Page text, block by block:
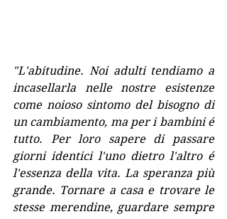
"L'abitudine. Noi adulti tendiamo a
incasellarla nelle nostre esistenze
come noioso sintomo del bisogno di
un cambiamento, ma per i bambini é
tutto. Per loro sapere di passare
giorni identici l'uno dietro l'altro é
l'essenza della vita. La speranza più
grande. Tornare a casa e trovare le
stesse merendine, guardare sempre